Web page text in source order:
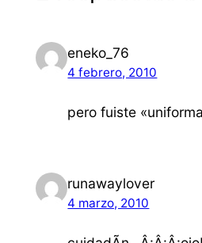
eneko_76
4 febrero, 2010
pero fuiste
runawaylover
4 marzo, 2010